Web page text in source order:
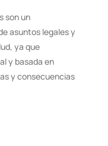
son un
asuntos legales y
ya que
y basada en
y consecuencias